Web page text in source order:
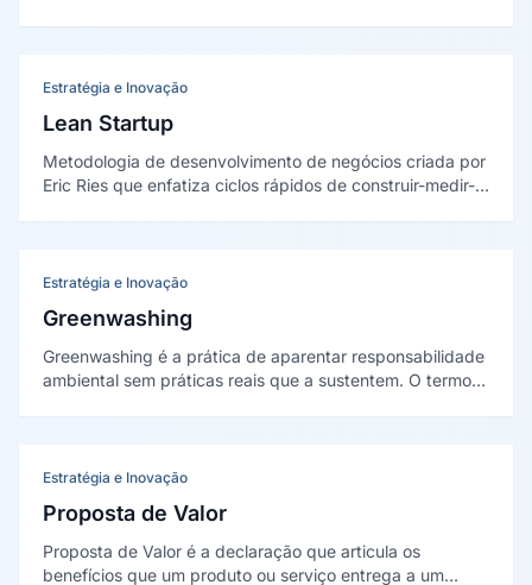
Estratégia e Inovação
Lean Startup
Metodologia de desenvolvimento de negócios criada por
Eric Ries que enfatiza ciclos rápidos de construir-medir-
Estratégia e Inovação
Greenwashing
Greenwashing é a prática de aparentar responsabilidade
ambiental sem práticas reais que a sustentem. O termo
Estratégia e Inovação
Proposta de Valor
Proposta de Valor é a declaração que articula os
benefícios que um produto ou serviço entrega a um